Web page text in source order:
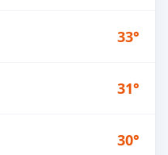
33°
31°
30°